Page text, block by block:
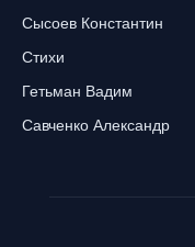
Сысоев Константин
Стихи
Гетьман Вадим
Савченко Александр